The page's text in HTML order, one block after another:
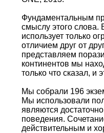
Фундаментальным
смыслу этого слова.
использует только
отличием друг от
представляем
континентов мы
только что сказал, и
Мы собрали 196
Мы использовали
являются
поведения.
действительным и